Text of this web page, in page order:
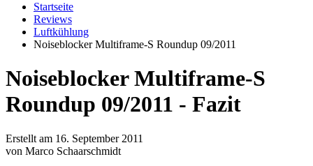
Startseite
Reviews
Luftkühlung
Noiseblocker Multiframe-S Roundup 09/2011
Noiseblocker Multiframe-S
Roundup 09/2011 - Fazit
Erstellt am 16. September 2011
von Marco Schaarschmidt